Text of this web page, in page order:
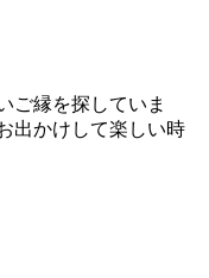
ご縁を探していま
出かけして楽しい時